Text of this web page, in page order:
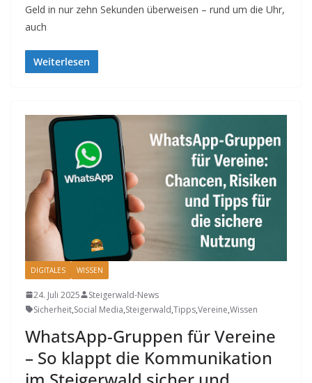
Geld in nur zehn Sekunden überweisen – rund um die Uhr,
auch
Weiterlesen
DIGITALES WISSEN
24. Juli 2025
Steigerwald-News
Sicherheit,Social Media,Steigerwald,Tipps,Vereine,Wissen
WhatsApp-Gruppen für Vereine
– So klappt die Kommunikation